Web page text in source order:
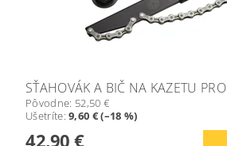
SŤAHOVÁK A BIČ NA KAZETU PRO
Pôvodne: 52,50 €
Ušetríte:9,60 € (–18 %)
42,90 €